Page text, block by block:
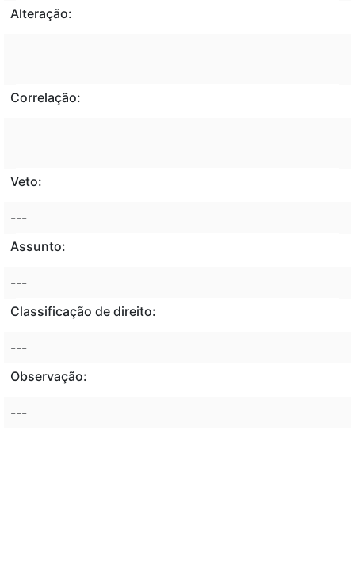
Alteração:
Correlação:
Veto:
---
Assunto:
---
Classificação de direito:
---
Observação:
---